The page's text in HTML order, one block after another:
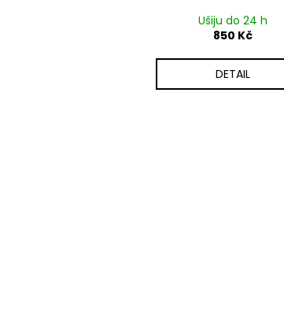
Ušiju do 24 h
850 Kč
DETAIL